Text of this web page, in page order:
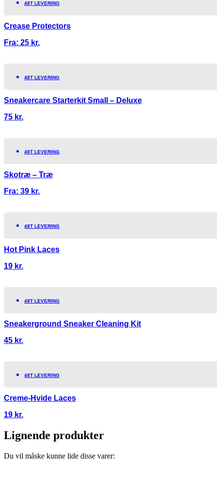
48T LEVERING
Crease Protectors
Fra: 25 kr.
48T LEVERING
Sneakercare Starterkit Small – Deluxe
75 kr.
48T LEVERING
Skotræ – Træ
Fra: 39 kr.
48T LEVERING
Hot Pink Laces
19 kr.
48T LEVERING
Sneakerground Sneaker Cleaning Kit
45 kr.
48T LEVERING
Creme-Hvide Laces
19 kr.
Lignende produkter
Du vil måske kunne lide disse varer: